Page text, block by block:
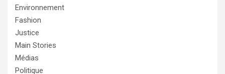
Environnement
Fashion
Justice
Main Stories
Médias
Politique